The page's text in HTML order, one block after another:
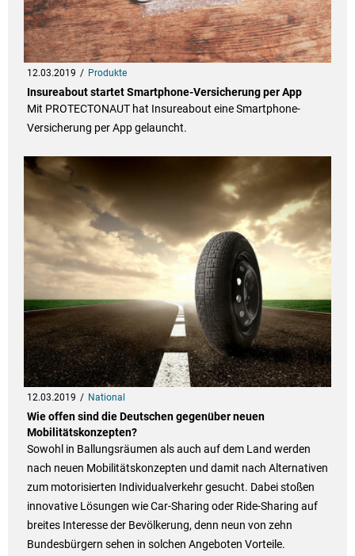
12.03.2019 Produkte
Insureabout startet Smartphone-Versicherung per App
Mit PROTECTONAUT hat Insureabout eine Smartphone-
Versicherung per App gelauncht.
12.03.2019 National
Wie offen sind die Deutschen gegenüber neuen
Mobilitätskonzepten?
Sowohl in Ballungsräumen als auch auf dem Land werden
nach neuen Mobilitätskonzepten und damit nach Alternativen
zum motorisierten Individualverkehr gesucht. Dabei stoßen
innovative Lösungen wie Car-Sharing oder Ride-Sharing auf
breites Interesse der Bevölkerung, denn neun von zehn
Bundesbürgern sehen in solchen Angeboten Vorteile.